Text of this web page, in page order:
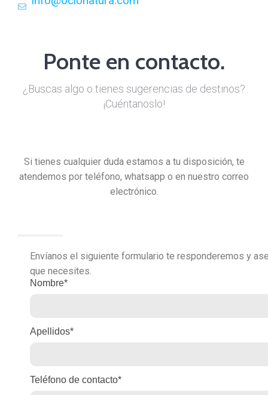
Ponte en contacto.
¿Buscas algo o tienes sugerencias de destinos?
¡Cuéntanoslo!
Si tienes cualquier duda estamos a tu disposición, te
atendemos por teléfono, whatsapp o en nuestro correo
electrónico.
Envíanos el siguiente formulario te responderemos y
que necesites.
Nombre*
Apellidos*
Teléfono de contacto*